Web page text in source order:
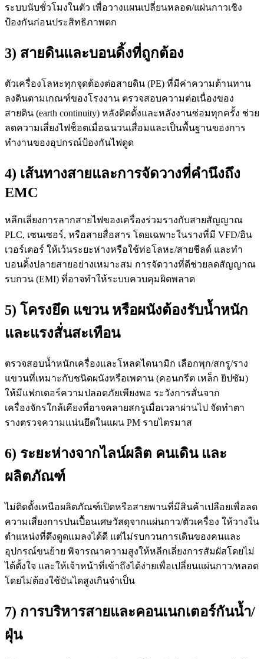
ระบบนับชั่วโมงในตัว เพื่อวางแผนเปลี่ยนหลอด/แผ่นกาวเชิง
ป้องกันก่อนประสิทธิภาพตก
3) สายดินและบอนดิ้งที่ถูกต้อง
ตัวเครื่องโลหะทุกจุดต้องต่อสายดิน (PE) ที่มีค่าความต้านทาน
ลงดินตามเกณฑ์ของโรงงาน ตรวจสอบความต่อเนื่องของ
สายดิน (earth continuity) หลังติดตั้งและหลังงานซ่อมทุกครั้ง ช่วย
ลดความเสี่ยงไฟช็อตเมื่อฉนวนเสื่อมและเป็นพื้นฐานของการ
ทำงานของอุปกรณ์ป้องกันไฟดูด
4) เส้นทางสายและการจัดวางที่คำนึงถึง
EMC
หลีกเลี่ยงการลากสายไฟของเครื่องร่วมรางกับสายสัญญาณ
PLC, เซนเซอร์, หรือสายสื่อสาร โดยเฉพาะในรางที่มี VFD/อิน
เวอร์เตอร์ ให้เว้นระยะห่างหรือใช้ท่อโลหะ/สายชีลด์ และทำ
บอนดิ้งปลายสายอย่างเหมาะสม การจัดวางที่ดีช่วยลดสัญญาณ
รบกวน (EMI) ที่อาจทำให้ระบบควบคุมผิดพลาด
5) โครงยึด แขวน หรือผนังต้องรับน้ำหนัก
และแรงสั่นสะเทือน
ตรวจสอบน้ำหนักเครื่องและโหลดไดนามิก เลือกพุก/สกรู/ราง
แขวนที่เหมาะกับชนิดผนังหรือเพดาน (คอนกรีต เหล็ก ยิปซัม)
ให้มีแฟกเตอร์ความปลอดภัยเพียงพอ ระวังการสั่นจาก
เครื่องจักรใกล้เคียงที่อาจคลายสกรูเมื่อเวลาผ่านไป จัดทำตา
รางตรวจความแน่นยึดในแผน PM รายไตรมาส
6) ระยะห่างจากไลน์ผลิต คนเดิน และ
ผลิตภัณฑ์
ไม่ติดตั้งเหนือผลิตภัณฑ์เปิดหรือสายพานที่มีสินค้าเปลือยเพื่อลด
ความเสี่ยงการปนเปื้อนเศษวัสดุจากแผ่นกาว/ตัวเครื่อง ให้วางใน
ตำแหน่งที่ดึงดูดแมลงได้ดี แต่ไม่รบกวนการเดินของคนและ
อุปกรณ์ขนย้าย พิจารณาความสูงให้หลีกเลี่ยงการสัมผัสโดยไม่
ได้ตั้งใจ และให้เจ้าหน้าที่เข้าถึงได้ง่ายเพื่อเปลี่ยนแผ่นกาว/หลอด
โดยไม่ต้องใช้บันไดสูงเกินจำเป็น
7) การบริหารสายและคอนเนกเตอร์กันน้ำ/
ฝุ่น